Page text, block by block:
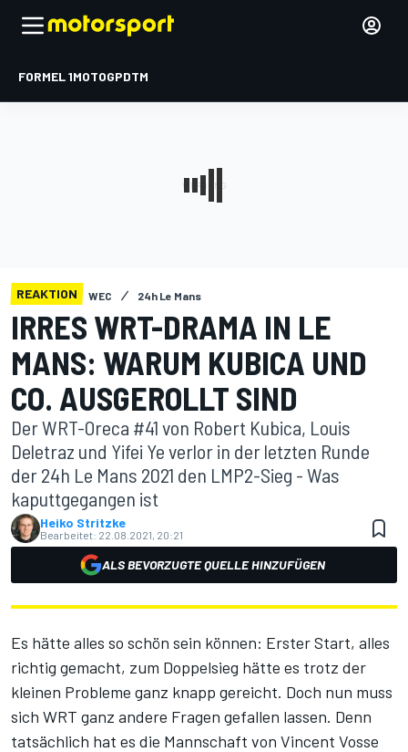
FORMEL 1MOTOGPDTM
REAKTION WEC 24h Le Mans
IRRES WRT-DRAMA IN LE
MANS: WARUM KUBICA UND
CO. AUSGEROLLT SIND
Der WRT-Oreca #41 von Robert Kubica, Louis
Deletraz und Yifei Ye verlor in der letzten Runde
der 24h Le Mans 2021 den LMP2-Sieg - Was
kaputtgegangen ist
Heiko Stritzke
Bearbeitet: 22.08.2021, 20:21
ALS BEVORZUGTE QUELLE HINZUFÜGEN
Es hätte alles so schön sein können: Erster Start, alles
richtig gemacht, zum Doppelsieg hätte es trotz der
kleinen Probleme ganz knapp gereicht. Doch nun muss
sich WRT ganz andere Fragen gefallen lassen. Denn
tatsächlich hat es die Mannschaft von Vincent Vosse